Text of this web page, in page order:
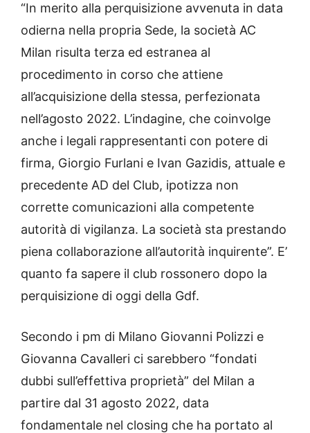
“In merito alla perquisizione avvenuta in data
odierna nella propria Sede, la società AC
Milan risulta terza ed estranea al
procedimento in corso che attiene
all’acquisizione della stessa, perfezionata
nell’agosto 2022. L’indagine, che coinvolge
anche i legali rappresentanti con potere di
firma, Giorgio Furlani e Ivan Gazidis, attuale e
precedente AD del Club, ipotizza non
corrette comunicazioni alla competente
autorità di vigilanza. La società sta prestando
piena collaborazione all’autorità inquirente”. E’
quanto fa sapere il club rossonero dopo la
perquisizione di oggi della Gdf.
Secondo i pm di Milano Giovanni Polizzi e
Giovanna Cavalleri ci sarebbero “fondati
dubbi sull’effettiva proprietà” del Milan a
partire dal 31 agosto 2022, data
fondamentale nel closing che ha portato al